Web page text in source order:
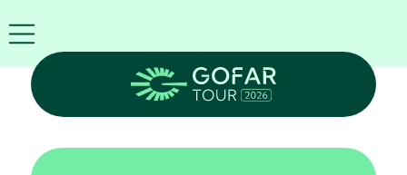
FIRA
USA
World
FIRA
Blog
Exposant